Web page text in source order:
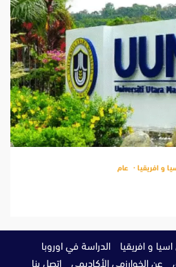
و افريقيا عام
و افريقيا
الدراسة في اوروبا
عن الخوارزمى الأكاديمي اتصل بنا